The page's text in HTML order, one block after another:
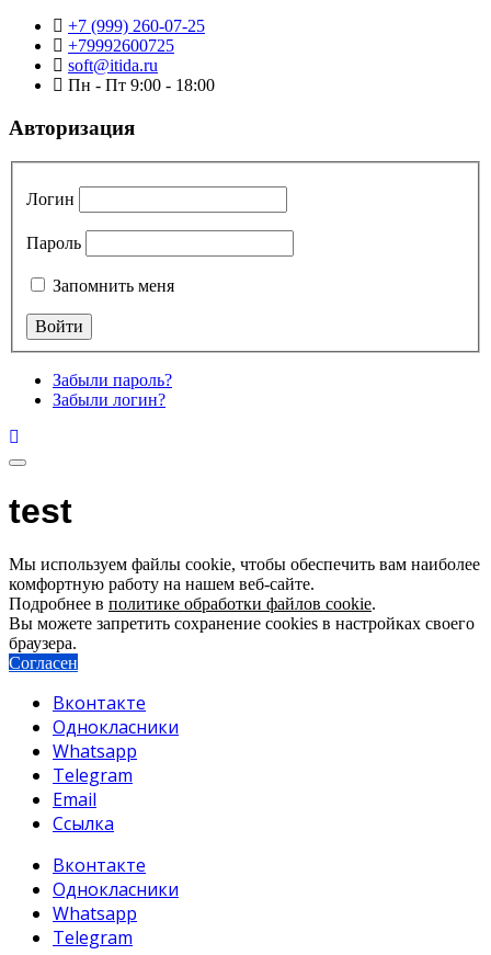
+7 (999) 260-07-25
+79992600725
soft@itida.ru
Пн - Пт 9:00 - 18:00
Авторизация
Логин
Пароль
Запомнить меня
Забыли пароль?
Забыли логин?
test
Мы используем файлы cookie, чтобы обеспечить вам наиболее
комфортную работу на нашем веб-сайте.
Подробнее в политике обработки файлов cookie.
Вы можете запретить сохранение cookies в настройках своего
браузера.
Согласен
Вконтакте
Однокласники
Whatsapp
Telegram
Email
Ссылка
Вконтакте
Однокласники
Whatsapp
Telegram